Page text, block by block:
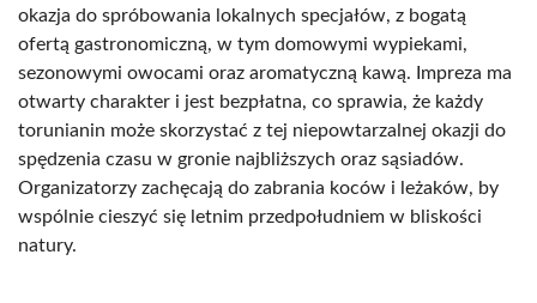
okazja do spróbowania lokalnych specjałów, z bogatą
ofertą gastronomiczną, w tym domowymi wypiekami,
sezonowymi owocami oraz aromatyczną kawą. Impreza ma
otwarty charakter i jest bezpłatna, co sprawia, że każdy
torunianin może skorzystać z tej niepowtarzalnej okazji do
spędzenia czasu w gronie najbliższych oraz sąsiadów.
Organizatorzy zachęcają do zabrania koców i leżaków, by
wspólnie cieszyć się letnim przedpołudniem w bliskości
natury.